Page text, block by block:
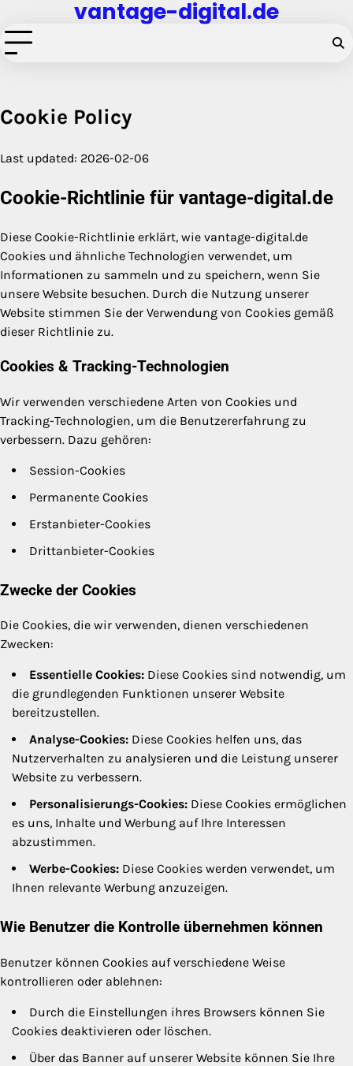
to
content
vantage-digital.de
Cookie Policy
Last updated: 2026-02-06
Cookie-Richtlinie für vantage-digital.de
Diese Cookie-Richtlinie erklärt, wie vantage-digital.de
Cookies und ähnliche Technologien verwendet, um
Informationen zu sammeln und zu speichern, wenn Sie
unsere Website besuchen. Durch die Nutzung unserer
Website stimmen Sie der Verwendung von Cookies gemäß
dieser Richtlinie zu.
Cookies & Tracking-Technologien
Wir verwenden verschiedene Arten von Cookies und
Tracking-Technologien, um die Benutzererfahrung zu
verbessern. Dazu gehören:
Session-Cookies
Permanente Cookies
Erstanbieter-Cookies
Drittanbieter-Cookies
Zwecke der Cookies
Die Cookies, die wir verwenden, dienen verschiedenen
Zwecken:
Essentielle Cookies: Diese Cookies sind notwendig, um
die grundlegenden Funktionen unserer Website
bereitzustellen.
Analyse-Cookies: Diese Cookies helfen uns, das
Nutzerverhalten zu analysieren und die Leistung unserer
Website zu verbessern.
Personalisierungs-Cookies: Diese Cookies ermöglichen
es uns, Inhalte und Werbung auf Ihre Interessen
abzustimmen.
Werbe-Cookies: Diese Cookies werden verwendet, um
Ihnen relevante Werbung anzuzeigen.
Wie Benutzer die Kontrolle übernehmen können
Benutzer können Cookies auf verschiedene Weise
kontrollieren oder ablehnen:
Durch die Einstellungen ihres Browsers können Sie
Cookies deaktivieren oder löschen.
Über das Banner auf unserer Website können Sie Ihre